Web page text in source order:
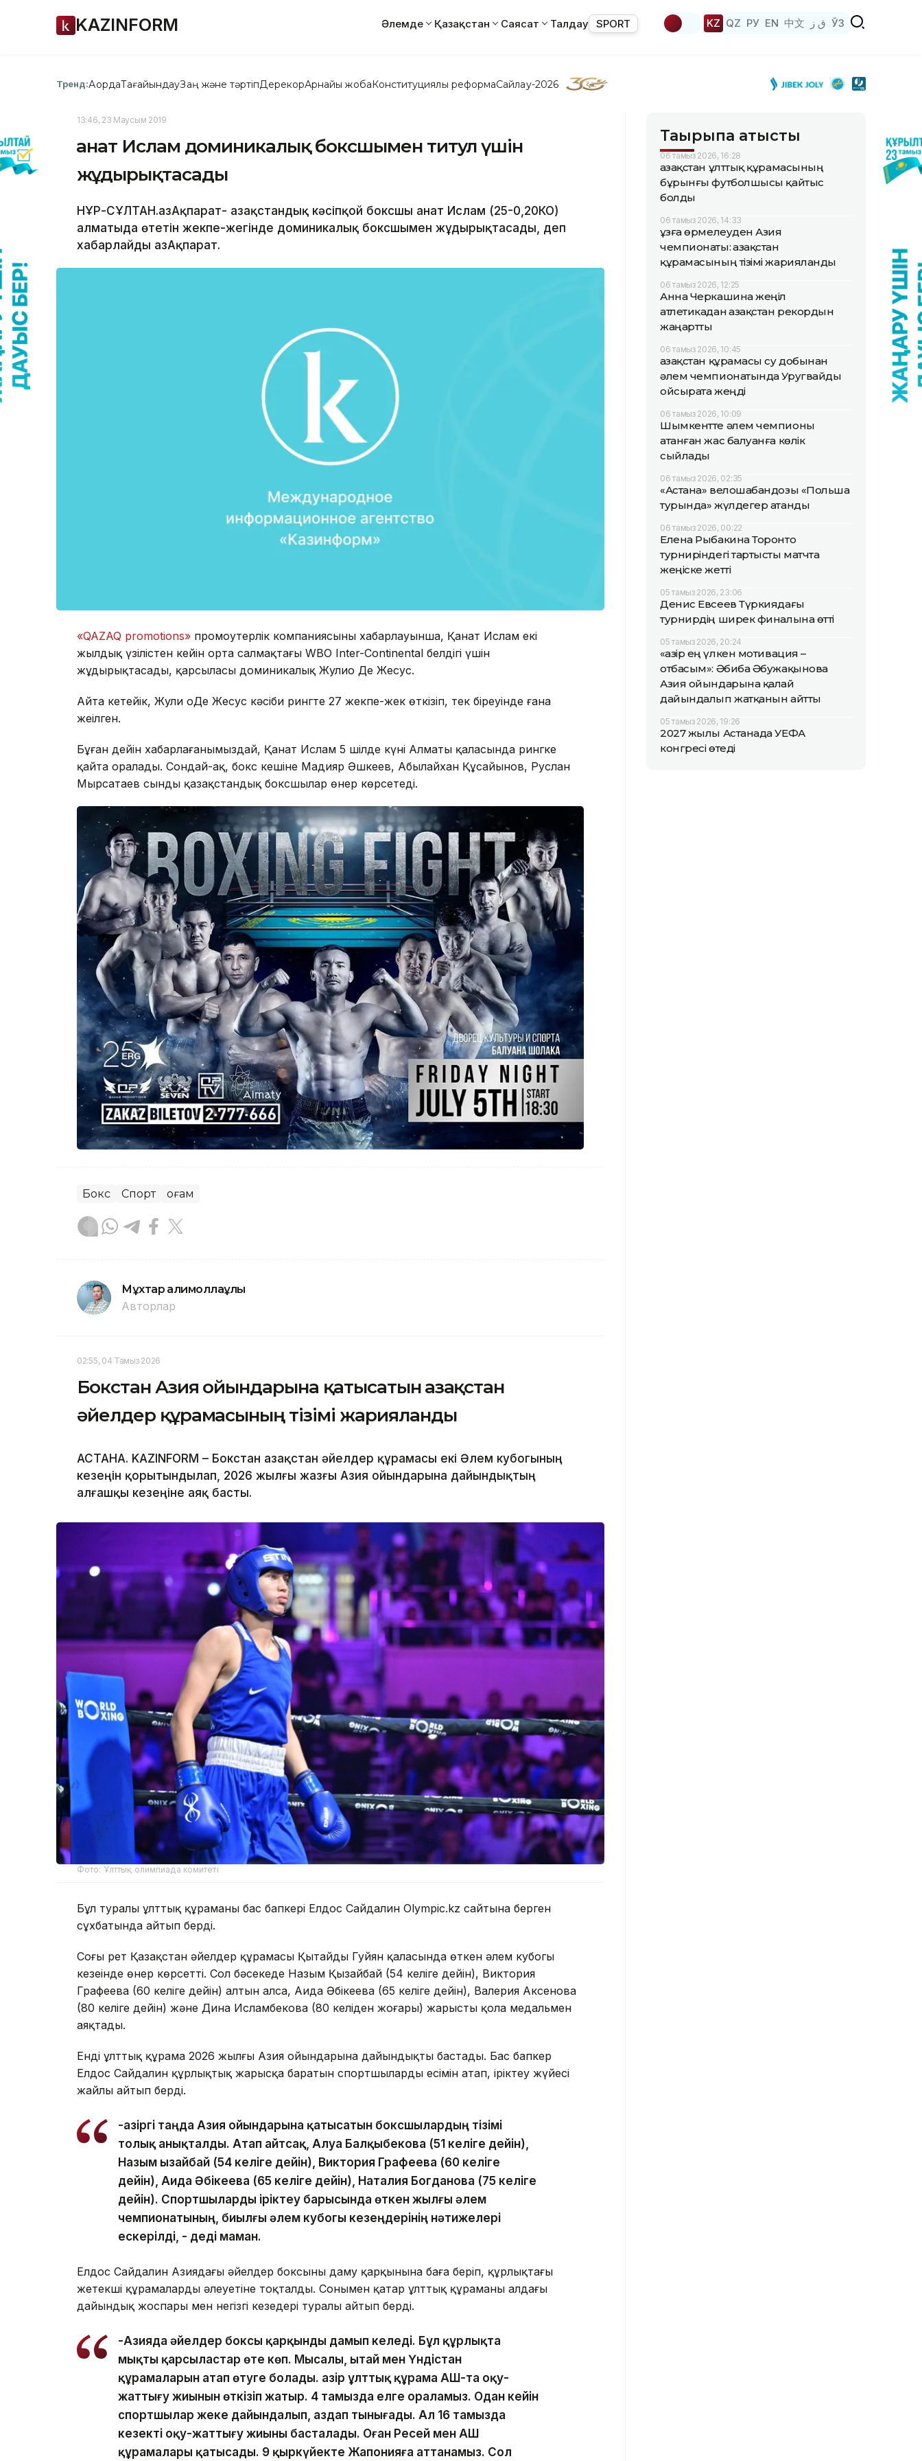
KAZINFORM Әлемде Қазақстан Саясат Талдау SPORT KZ QZ РУ EN 中文 ق ز ЎЗ
Тренд:АқордаТағайындауЗаң және тәртіпДерекқорАрнайы жобаКонституциялық реформаСайлау-2026
13:46, 23 Маусым 2019
Қанат Ислам доминикалық боксшымен титул үшін
жұдырықтасады
НҰР-СҰЛТАН.ҚазАқпарат- Қазақстандық кәсіпқой боксшы Қанат Ислам (25-0,20КО)
алматыда өтетін жекпе-жегінде доминикалық боксшымен жұдырықтасады, деп
хабарлайды ҚазАқпарат.
«QAZAQ promotions» промоутерлік компаниясының хабарлауынша, Қанат Ислам екі
жылдық үзілістен кейін орта салмақтағы WBO Inter-Continental белдігі үшін
жұдырықтасады, қарсыласы доминикалық Жулио Де Жесус.
Айта кетейік, Жули оДе Жесус кәсіби рингте 27 жекпе-жек өткізіп, тек біреуінде ғана
жеңілген.
Бұған дейін хабарлағанымыздай, Қанат Ислам 5 шілде күні Алматы қаласында рингке
қайта оралады. Сондай-ақ, бокс кешіне Мадияр Әшкеев, Абылайхан Құсайынов, Руслан
Мырсатаев сынды қазақстандық боксшылар өнер көрсетеді.
Бокс Спорт Қоғам
Мұхтар Қалимоллаұлы
Авторлар
02:55, 04 Тамыз 2026
Бокстан Азия ойындарына қатысатын Қазақстан
әйелдер құрамасының тізімі жарияланды
АСТАНА. KAZINFORM – Бокстан Қазақстан әйелдер құрамасы екі Әлем кубогының
кезеңін қорытындылап, 2026 жылғы жазғы Азия ойындарына дайындықтың
алғашқы кезеңіне аяқ басты.
Фото: Ұлттық олимпиада комитеті
Бұл туралы ұлттық құраманың бас бапкері Елдос Сайдалин Olympic.kz сайтына берген
сұхбатында айтып берді.
Соңғы рет Қазақстан әйелдер құрамасы Қытайдың Гуйян қаласында өткен әлем кубогы
кезеңінде өнер көрсетті. Сол бәсекеде Назым Қызайбай (54 келіге дейін), Виктория
Графеева (60 келіге дейін) алтын алса, Аида Әбікеева (65 келіге дейін), Валерия Аксенова
(80 келіге дейін) және Дина Исламбекова (80 келіден жоғары) жарысты қола медальмен
аяқтады.
Енді ұлттық құрама 2026 жылғы Азия ойындарына дайындықты бастады. Бас бапкер
Елдос Сайдалин құрлықтық жарысқа баратын спортшылардың есімін атап, іріктеу жүйесі
жайлы айтып берді.
-Қазіргі таңда Азия ойындарына қатысатын боксшылардың тізімі
толық анықталды. Атап айтсақ, Алуа Балқыбекова (51 келіге дейін),
Назым Қызайбай (54 келіге дейін), Виктория Графеева (60 келіге
дейін), Аида Әбікеева (65 келіге дейін), Наталия Богданова (75 келіге
дейін). Спортшыларды іріктеу барысында өткен жылғы әлем
чемпионатының, биылғы әлем кубогы кезеңдерінің нәтижелері
ескерілді, - деді маман.
Елдос Сайдалин Азиядағы әйелдер боксының даму қарқынына баға беріп, құрлықтағы
жетекші құрамалардың әлеуетіне тоқталды. Сонымен қатар ұлттық құраманың алдағы
дайындық жоспары мен негізгі кезеңдері туралы айтып берді.
-Азияда әйелдер боксы қарқынды дамып келеді. Бұл құрлықта
мықты қарсыластар өте көп. Мысалы, Қытай мен Үндістан
құрамаларын атап өтуге болады. Қазір ұлттық құрама АҚШ-та оқу-
жаттығу жиынын өткізіп жатыр. 4 тамызда елге ораламыз. Одан кейін
спортшылар жеке дайындалып, аздап тынығады. Ал 16 тамызда
кезекті оқу-жаттығу жиыны басталады. Оған Ресей мен АҚШ
құрамалары қатысады. 9 қыркүйекте Жапонияға аттанамыз. Сол
Тақырыпқа қатысты
06 тамыз 2026, 16:28
Қазақстан ұлттық құрамасының
бұрынғы футболшысы қайтыс
болды
06 тамыз 2026, 14:33
Құзға өрмелеуден Азия
чемпионаты: Қазақстан
құрамасының тізімі жарияланды
06 тамыз 2026, 12:25
Анна Черкашина жеңіл
атлетикадан Қазақстан рекордын
жаңартты
06 тамыз 2026, 10:45
Қазақстан құрамасы су добынан
әлем чемпионатында Уругвайды
ойсырата жеңді
06 тамыз 2026, 10:09
Шымкентте әлем чемпионы
атанған жас балуанға көлік
сыйлады
06 тамыз 2026, 02:35
«Астана» велошабандозы «Польша
турында» жүлдегер атанды
06 тамыз 2026, 00:22
Елена Рыбакина Торонто
турниріндегі тартысты матчта
жеңіске жетті
05 тамыз 2026, 23:06
Денис Евсеев Түркиядағы
турнирдің ширек финалына өтті
05 тамыз 2026, 20:24
«Қазір ең үлкен мотивация –
отбасым»: Әбиба Әбужақынова
Азия ойындарына қалай
дайындалып жатқанын айтты
05 тамыз 2026, 19:26
2027 жылы Астанада УЕФА
конгресі өтеді